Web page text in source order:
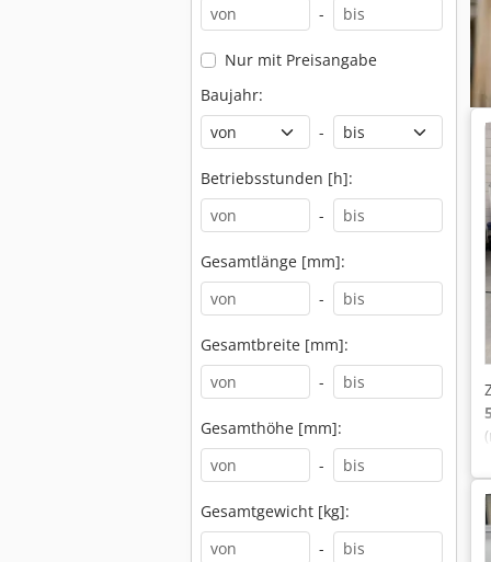
-
Nur mit Preisangabe
Baujahr:
-
Betriebsstunden [h]:
-
Gesamtlänge [mm]:
-
Gesamtbreite [mm]:
-
Gesamthöhe [mm]:
-
Gesamtgewicht [kg]:
-